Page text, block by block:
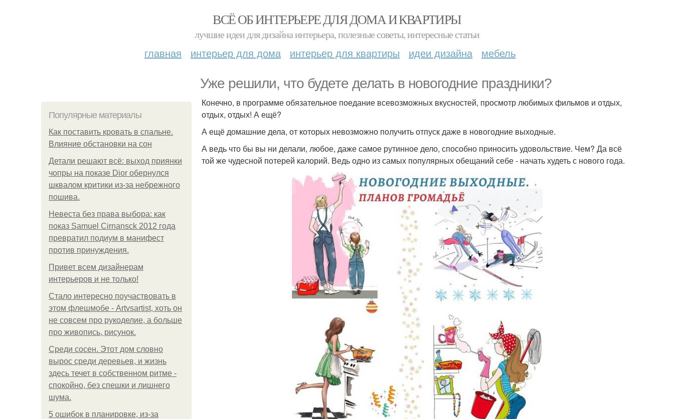
ВСЁ ОБ ИНТЕРЬЕРЕ ДЛЯ ДОМА И КВАРТИРЫ
лучшие идеи для дизайна интерьера, полезные советы, интересные статьи
главная интерьер для дома интерьер для квартиры идеи дизайна мебель
Уже решили, что будете делать в новогодние праздники?
Популярные материалы
Как поставить кровать в спальне.
Влияние обстановки на сон
Детали решают всё: выход приянки
чопры на показе Dior обернулся
шквалом критики из-за небрежного
пошива.
Невеста без права выбора: как
показ Samuel Cirnansck 2012 года
превратил подиум в манифест
против принуждения.
Привет всем дизайнерам
интерьеров и не только!
Стало интересно поучаствовать в
этом флешмобе - Artvsartist, хоть он
не совсем про рукоделие, а больше
про живопись, рисунок.
Среди сосен. Этот дом словно
вырос среди деревьев, и жизнь
здесь течет в собственном ритме -
спокойно, без спешки и лишнего
шума.
5 ошибок в планировке, из-за
Конечно, в программе обязательное поедание всевозможных вкусностей, просмотр любимых фильмов и отдых,
отдых, отдых! А ещё?
А ещё домашние дела, от которых невозможно получить отпуск даже в новогодние выходные.
А ведь что бы вы ни делали, любое, даже самое рутинное дело, способно приносить удовольствие. Чем? Да всё
той же чудесной потерей калорий. Ведь одно из самых популярных обещаний себе - начать худеть с нового года.